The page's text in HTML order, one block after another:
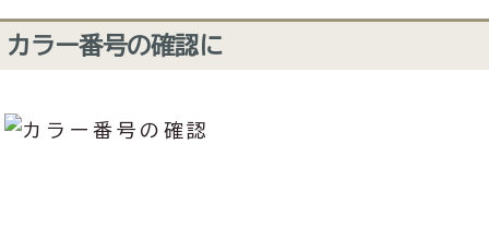
カラー番号の確認に